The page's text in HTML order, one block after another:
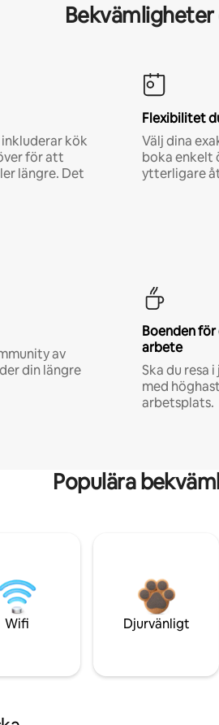
kök
för att
längre. Det
Flexibilitet
Välj dina
boka enkelt
ytterligare
av
din längre
Boenden
arbete
Ska du resa
med
arbetsplats.
Populära
Wifi Djurvänligt